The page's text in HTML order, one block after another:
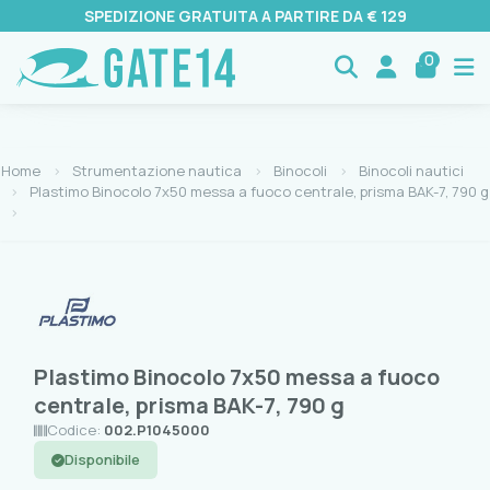
SPEDIZIONE GRATUITA A PARTIRE DA € 129
0
Home Strumentazione nautica Binocoli
Binocoli nautici
Plastimo Binocolo 7x50 messa a fuoco centrale, prisma BAK-7, 790 g
Plastimo Binocolo 7x50 messa a fuoco
centrale, prisma BAK-7, 790 g
Codice: 002.P1045000
Disponibile